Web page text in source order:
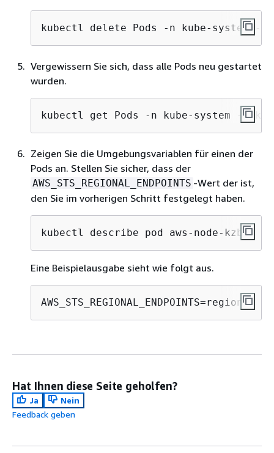
kubectl delete Pods -n kube-system -l
Vergewissern Sie sich, dass alle Pods neu gestartet
wurden.
kubectl get Pods -n kube-system -l k8s-
Zeigen Sie die Umgebungsvariablen für einen der
Pods an. Stellen Sie sicher, dass der
AWS_STS_REGIONAL_ENDPOINTS -Wert der ist,
den Sie im vorherigen Schritt festgelegt haben.
kubectl describe pod aws-node-kzbtr -n
Eine Beispielausgabe sieht wie folgt aus.
AWS_STS_REGIONAL_ENDPOINTS=regional
Hat Ihnen diese Seite geholfen?
Ja
Nein
Feedback geben